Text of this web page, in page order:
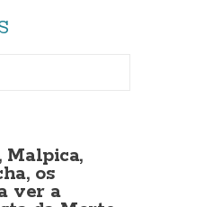
Malpica,
os
ver a